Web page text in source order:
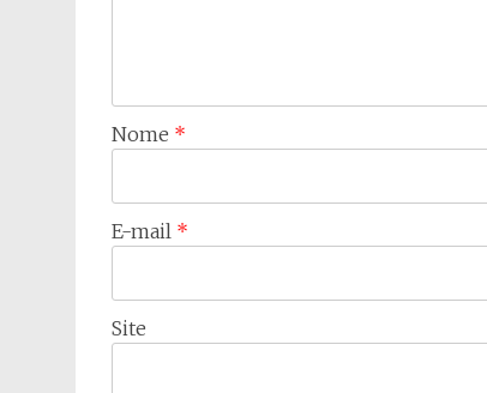
Nome *
E-mail *
Site